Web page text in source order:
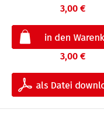
3,00 €
3,00 €